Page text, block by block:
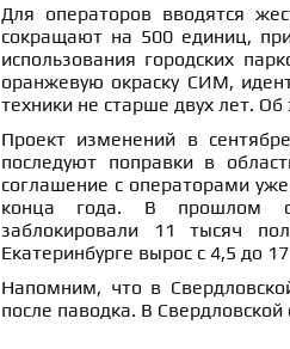
Для операторов вводятся
сокращают на 500 единиц,
использования городских
оранжевую окраску СИМ,
техники не старше двух лет.
Проект изменений в
последуют поправки в
соглашение с операторами
конца года. В прошлом
заблокировали 11 тысяч
Екатеринбурге вырос с 4,5 до
Напомним, что в
после паводка. В